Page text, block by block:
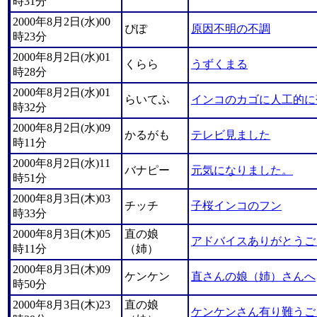
2000年8月2日(水)00
時23分
ぴぽ 原因不明の不調
2000年8月2日(水)01
時28分
くらら うずくまる
2000年8月2日(水)01
時32分
らいてふ インコのカゴに人工的
2000年8月2日(水)09
時11分
かるがも テレビ見ました
2000年8月2日(水)11
時51分
バナピー 元気になりました。
2000年8月3日(木)03
時33分
チッチ 子桜インコのフン
2000年8月3日(木)05
時11分
直の娘
（姉）
アドバイスありがとう
2000年8月3日(木)09
時50分
ケンケン 直さんの娘（姉）さんへ
2000年8月3日(木)23
直の娘
ケンケンさん有り難う